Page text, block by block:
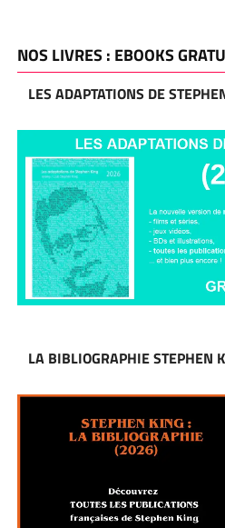
NOS LIVRES : EBOOKS
LES ADAPTATIONS DE
LA BIBLIOGRAPHIE STEPHEN